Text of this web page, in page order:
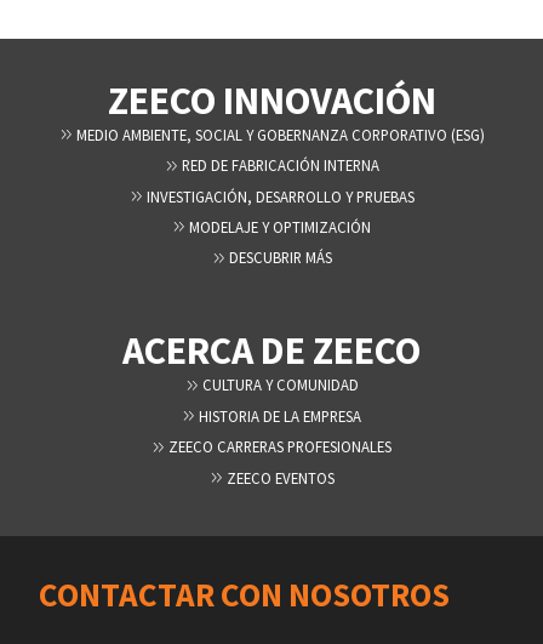
ZEECO INNOVACIÓN
MEDIO AMBIENTE, SOCIAL Y GOBERNANZA CORPORATIVO (ESG)
RED DE FABRICACIÓN INTERNA
INVESTIGACIÓN, DESARROLLO Y PRUEBAS
MODELAJE Y OPTIMIZACIÓN
DESCUBRIR MÁS
ACERCA DE ZEECO
CULTURA Y COMUNIDAD
HISTORIA DE LA EMPRESA
ZEECO CARRERAS PROFESIONALES
ZEECO EVENTOS
CONTACTAR CON NOSOTROS